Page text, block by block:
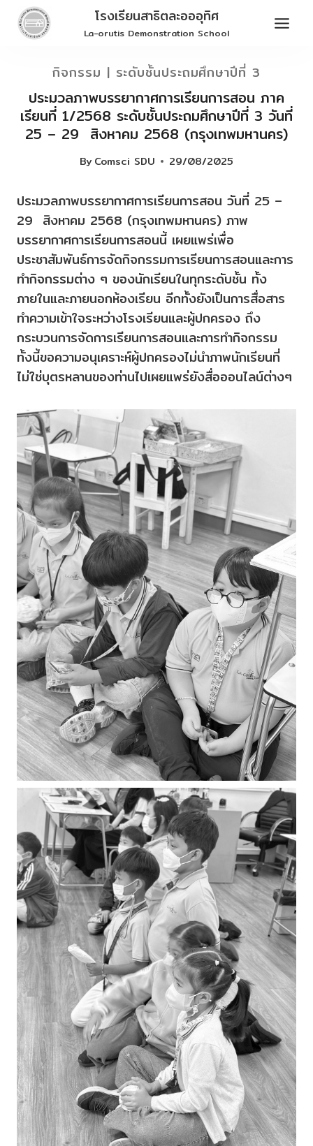
Skip
โรงเรียนสาธิตละอออุทิศ
La-orutis Demonstration School
กิจกรรม | ระดับชั้นประถมศึกษาปีที่ 3
ประมวลภาพบรรยากาศการเรียนการสอน ภาค
เรียนที่ 1/2568 ระดับชั้นประถมศึกษาปีที่ 3 วันที่
25 – 29 สิงหาคม 2568 (กรุงเทพมหานคร)
ByComsci SDU 29/08/2025
ประมวลภาพบรรยากาศการเรียนการสอน วันที่ 25 –
29 สิงหาคม 2568 (กรุงเทพมหานคร) ภาพ
บรรยากาศการเรียนการสอนนี้ เผยแพร่เพื่อ
ประชาสัมพันธ์การจัดกิจกรรมการเรียนการสอนและการ
ทำกิจกรรมต่าง ๆ ของนักเรียนในทุกระดับชั้น ทั้ง
ภายในและภายนอกห้องเรียน อีกทั้งยังเป็นการสื่อสาร
ทำความเข้าใจระหว่างโรงเรียนและผู้ปกครอง ถึง
กระบวนการจัดการเรียนการสอนและการทำกิจกรรม
ทั้งนี้ขอความอนุเคราะห์ผู้ปกครองไม่นำภาพนักเรียนที่
ไม่ใช่บุตรหลานของท่านไปเผยแพร่ยังสื่อออนไลน์ต่างๆ